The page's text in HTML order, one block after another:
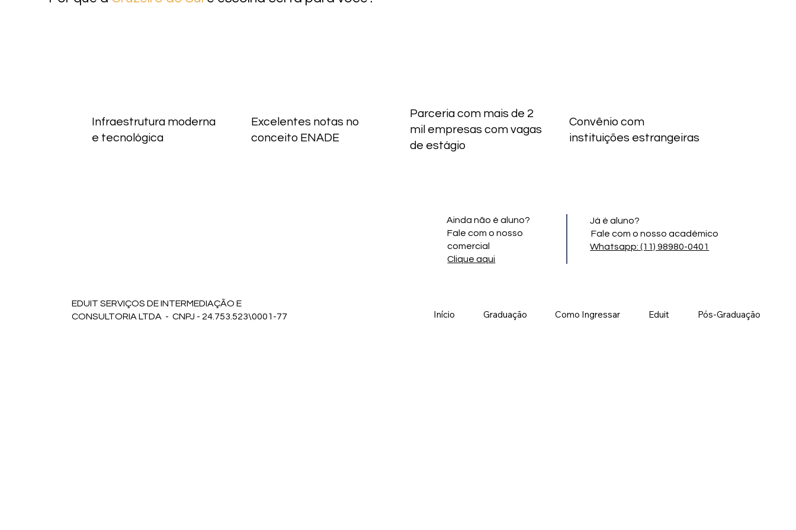
Infraestrutura moderna
e tecnológica
Excelentes notas no
conceito ENADE
Parceria com mais de 2
mil empresas com vagas
de estágio
Convênio com
instituições estrangeiras
EDUIT SERVIÇOS DE INTERMEDIAÇÃO E
CONSULTORIA LTDA - CNPJ - 24.753.523\0001-77
Ainda não é aluno?
Fale com o nosso
comercial
Clique aqui
Já é aluno?
Fale com o nosso académico
Whatsapp: (11) 98980-0401
Início Graduação Como Ingressar Eduit Pós-Graduação